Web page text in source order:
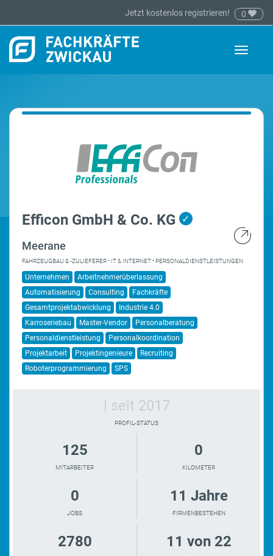
Jetzt kostenlos registrieren! 0
Toggle
Efficon GmbH & Co. KG ✓
Meerane
FAHRZEUGBAU & -ZULIEFERER • IT & INTERNET • PERSONALDIENSTLEISTUNGEN
Unternehmen
Arbeitnehmerüberlassung
Automatisierung
Consulting
Fachkräfte
Gesamtprojektabwicklung
Industrie 4.0
Karroseriebau
Master-Vendor
Personalberatung
Personaldienstleistung
Personalkoordination
Projektarbeit
Projektingenieure
Recruiting
Roboterprogrammierung
SPS
| seit 2017
PROFIL-STATUS
125
MITARBEITER
0
KILOMETER
0
JOBS
11 Jahre
FIRMENBESTEHEN
2780 11 von 22